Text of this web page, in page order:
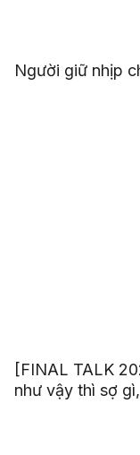
Người giữ nhịp
[FINAL TALK
như vậy thì sợ